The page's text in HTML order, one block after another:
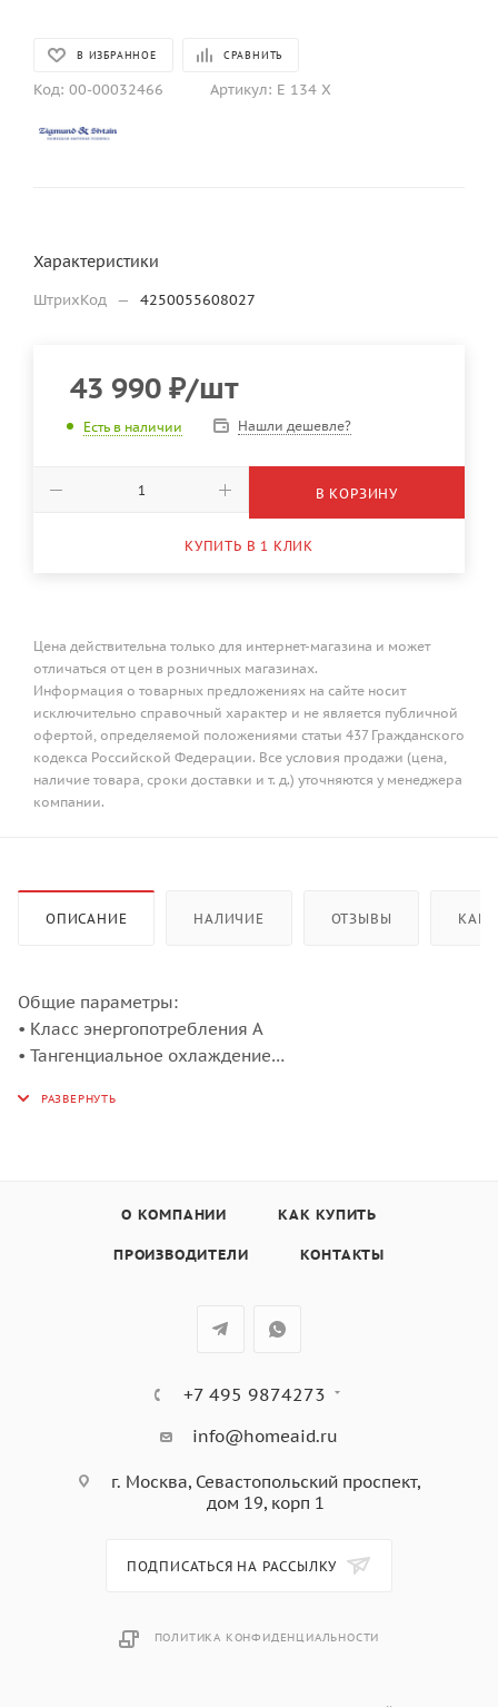
В ИЗБРАННОЕ СРАВНИТЬ
Код: 00-00032466 Артикул: E 134 X
Характеристики
ШтрихКод — 4250055608027
43 990 ₽/шт
Есть в наличии Нашли дешевле?
В КОРЗИНУ
КУПИТЬ В 1 КЛИК
Цена действительна только для интернет-магазина и может
отличаться от цен в розничных магазинах.
Информация о товарных предложениях на сайте носит
исключительно справочный характер и не является публичной
офертой, определяемой положениями статьи 437 Гражданского
кодекса Российской Федерации. Все условия продажи (цена,
наличие товара, сроки доставки и т. д.) уточняются у менеджера
компании.
ОПИСАНИЕ НАЛИЧИЕ ОТЗЫВЫ КАК
Общие параметры:
• Класс энергопотребления А
• Тангенциальное охлаждение
• Холодный фронт
• Эмаль лёгкой очистки
О КОМПАНИИ КАК КУПИТЬ
ПРОИЗВОДИТЕЛИ КОНТАКТЫ
+7 495 9874273
info@homeaid.ru
г. Москва, Севастопольский проспект,
дом 19, корп 1
ПОДПИСАТЬСЯ НА РАССЫЛКУ
ПОЛИТИКА КОНФИДЕНЦИАЛЬНОСТИ